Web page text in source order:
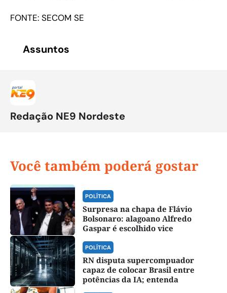
FONTE: SECOM SE
Assuntos
Redação NE9 Nordeste
Você também poderá gostar
POLÍTICA
Surpresa na chapa de Flávio
Bolsonaro: alagoano Alfredo
Gaspar é escolhido vice
POLÍTICA
RN disputa supercompuador
capaz de colocar Brasil entre
potências da IA; entenda